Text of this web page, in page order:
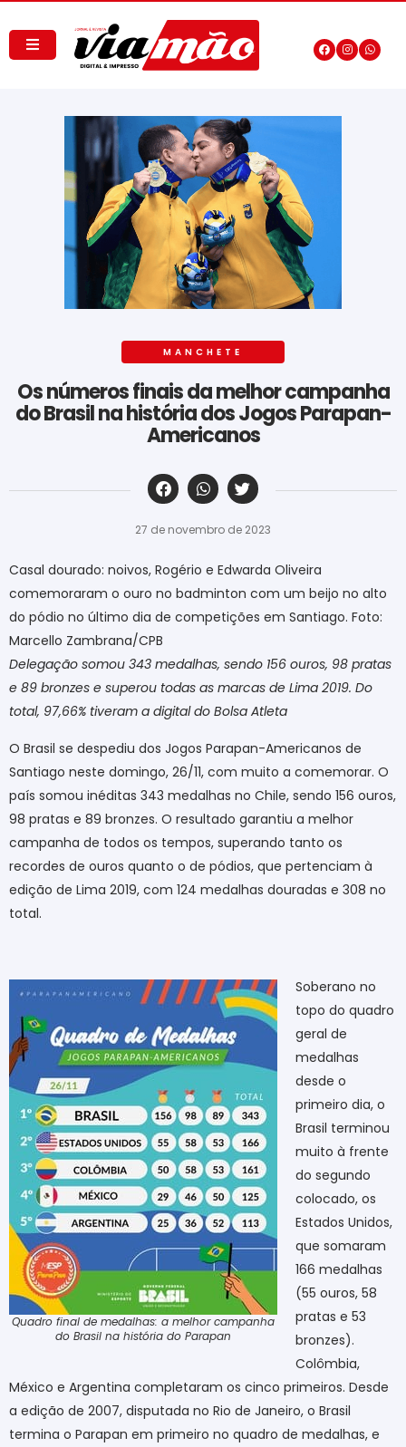
MANCHETE
Os números finais da melhor campanha
do Brasil na história dos Jogos Parapan-
Americanos
‎ ‎ ‎ ‎ ‎ ‎ ‎ ‎ ‎ ‎ ‎ ‎ ‎ ‎ ‎ ‎ ‎ ‎ ‎ ‎ ‎ ‎ ‎ ‎ ‎ ‎ ‎ ‎ ‎ ‎ ‎
27 de novembro de 2023
Casal dourado: noivos, Rogério e Edwarda Oliveira
comemoraram o ouro no badminton com um beijo no alto
do pódio no último dia de competições em Santiago. Foto:
Marcello Zambrana/CPB
Delegação somou 343 medalhas, sendo 156 ouros, 98 pratas
e 89 bronzes e superou todas as marcas de Lima 2019. Do
total, 97,66% tiveram a digital do Bolsa Atleta
O Brasil se despediu dos Jogos Parapan-Americanos de
Santiago neste domingo, 26/11, com muito a comemorar. O
país somou inéditas 343 medalhas no Chile, sendo 156 ouros,
98 pratas e 89 bronzes. O resultado garantiu a melhor
campanha de todos os tempos, superando tanto os
recordes de ouros quanto o de pódios, que pertenciam à
edição de Lima 2019, com 124 medalhas douradas e 308 no
total.
Quadro final de medalhas: a melhor campanha
do Brasil na história do Parapan
Soberano no
topo do quadro
geral de
medalhas
desde o
primeiro dia, o
Brasil terminou
muito à frente
do segundo
colocado, os
Estados Unidos,
que somaram
166 medalhas
(55 ouros, 58
pratas e 53
bronzes).
Colômbia,
México e Argentina completaram os cinco primeiros. Desde
a edição de 2007, disputada no Rio de Janeiro, o Brasil
termina o Parapan em primeiro no quadro de medalhas, e